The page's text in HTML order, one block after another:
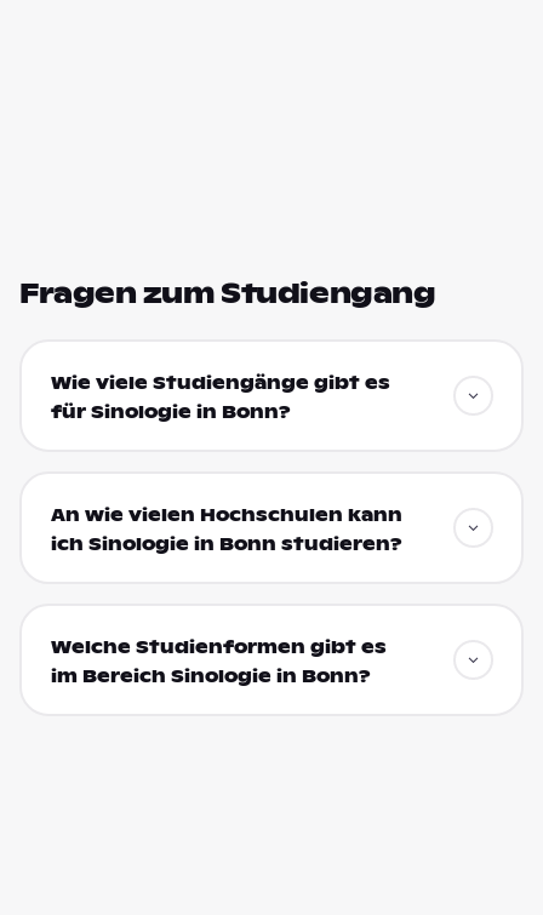
Fragen zum Studiengang
Wie viele Studiengänge gibt es
für Sinologie in Bonn?
An wie vielen Hochschulen kann
ich Sinologie in Bonn studieren?
Welche Studienformen gibt es
im Bereich Sinologie in Bonn?